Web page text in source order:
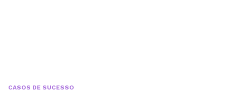
CASOS DE SUCESSO